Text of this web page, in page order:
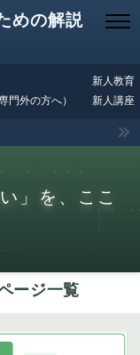
めの解説
門外の方へ）
新人教育
新人講座
」を、ここ